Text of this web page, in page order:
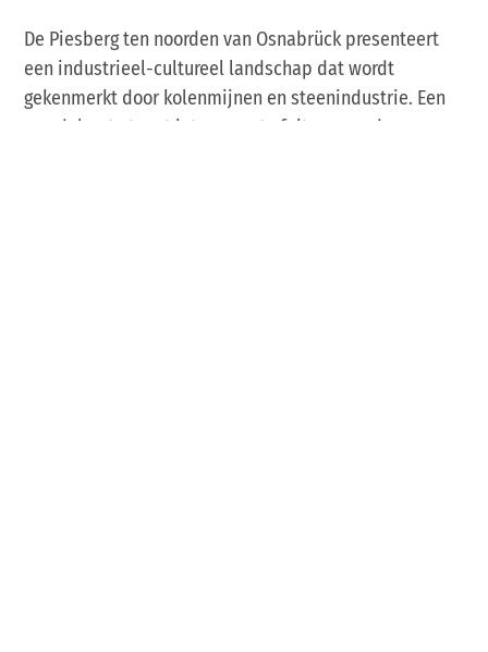
De Piesberg ten noorden van Osnabrück presenteert
een industrieel-cultureel landschap dat wordt
gekenmerkt door kolenmijnen en steenindustrie. Een
wandelroute toont interessante feiten over de